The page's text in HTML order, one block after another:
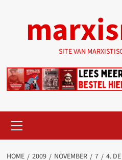
SITE VAN
menu
HOME 2009 NOVEMBER 7 4.